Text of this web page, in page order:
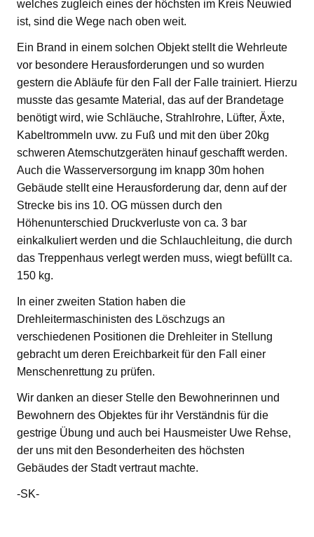
welches zugleich eines der höchsten im Kreis Neuwied
ist, sind die Wege nach oben weit.
Ein Brand in einem solchen Objekt stellt die Wehrleute
vor besondere Herausforderungen und so wurden
gestern die Abläufe für den Fall der Falle trainiert. Hierzu
musste das gesamte Material, das auf der Brandetage
benötigt wird, wie Schläuche, Strahlrohre, Lüfter, Äxte,
Kabeltrommeln uvw. zu Fuß und mit den über 20kg
schweren Atemschutzgeräten hinauf geschafft werden.
Auch die Wasserversorgung im knapp 30m hohen
Gebäude stellt eine Herausforderung dar, denn auf der
Strecke bis ins 10. OG müssen durch den
Höhenunterschied Druckverluste von ca. 3 bar
einkalkuliert werden und die Schlauchleitung, die durch
das Treppenhaus verlegt werden muss, wiegt befüllt ca.
150 kg.
In einer zweiten Station haben die
Drehleitermaschinisten des Löschzugs an
verschiedenen Positionen die Drehleiter in Stellung
gebracht um deren Ereichbarkeit für den Fall einer
Menschenrettung zu prüfen.
Wir danken an dieser Stelle den Bewohnerinnen und
Bewohnern des Objektes für ihr Verständnis für die
gestrige Übung und auch bei Hausmeister Uwe Rehse,
der uns mit den Besonderheiten des höchsten
Gebäudes der Stadt vertraut machte.
-SK-